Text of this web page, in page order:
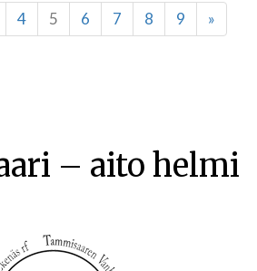
4 5 6 7 8 9 »
– aito helmi